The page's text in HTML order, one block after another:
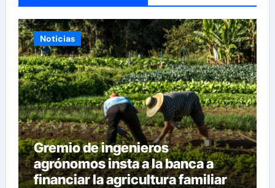
Noticias
Gremio de ingenieros
agrónomos insta a la banca a
financiar la agricultura familiar